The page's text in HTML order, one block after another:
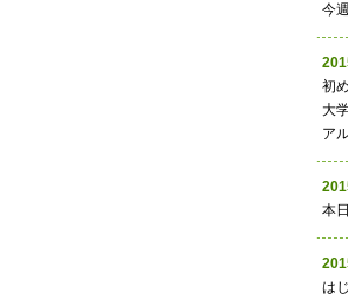
今
初
大
ア
本
は